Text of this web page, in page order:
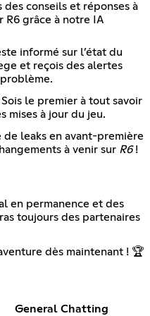
des conseils et réponses à
R6 grâce à notre IA
informé sur l’état du
et reçois des alertes
le premier à tout savoir
mises à jour du jeu.
de leaks en avant-première
à venir sur R6!
en permanence et des
toujours des partenaires
dès maintenant ! 🏆
General Chatting